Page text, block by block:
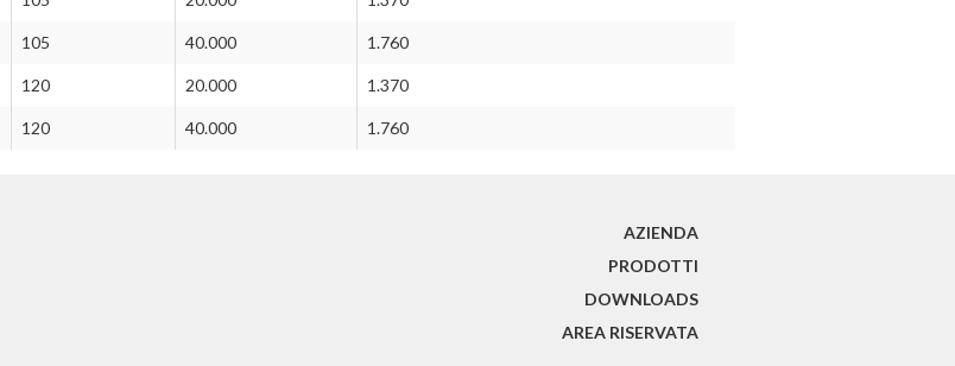
105 40.000 1.760
120 20.000 1.370
120 40.000 1.760
AZIENDA
PRODOTTI
DOWNLOADS
AREA RISERVATA